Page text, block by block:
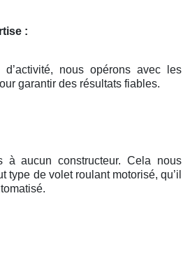
:
nous opérons avec les
garantir des résultats fiables.
à aucun constructeur. Cela nous
type de volet roulant motorisé, qu’il